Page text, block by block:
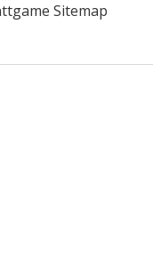
Sitemap